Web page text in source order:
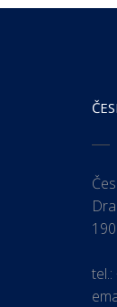
tel.: